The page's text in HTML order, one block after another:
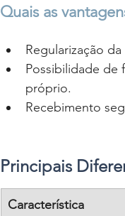
Quais as
Regularização
Possibilidade de
próprio.
Recebimento
Principais
Característica